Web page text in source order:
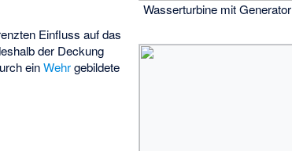
Wasserturbine mit Generator
Einfluss auf das
der Deckung
einWehrgebildete